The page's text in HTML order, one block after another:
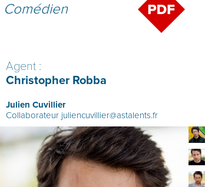
Comédien
Agent :
Christopher Robba
Julien Cuvillier
Collaborateur juliencuvillier@astalents.fr